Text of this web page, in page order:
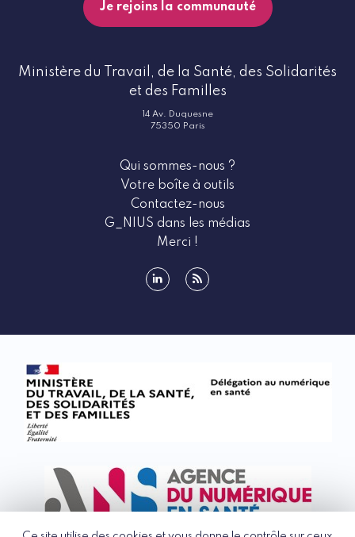
Je rejoins la communauté
Ministère du Travail, de la Santé, des Solidarités
et des Familles
14 Av. Duquesne
75350 Paris
Qui sommes-nous ?
Votre boîte à outils
Contactez-nous
G_NIUS dans les médias
Merci !